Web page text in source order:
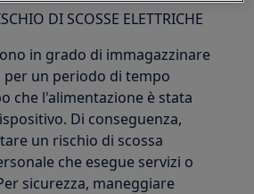
DI SCOSSE ELETTRICHE
in grado di immagazzinare
un periodo di tempo
che l'alimentazione è stata
Di conseguenza,
un rischio di scossa
che esegue servizi o
sicurezza, maneggiare